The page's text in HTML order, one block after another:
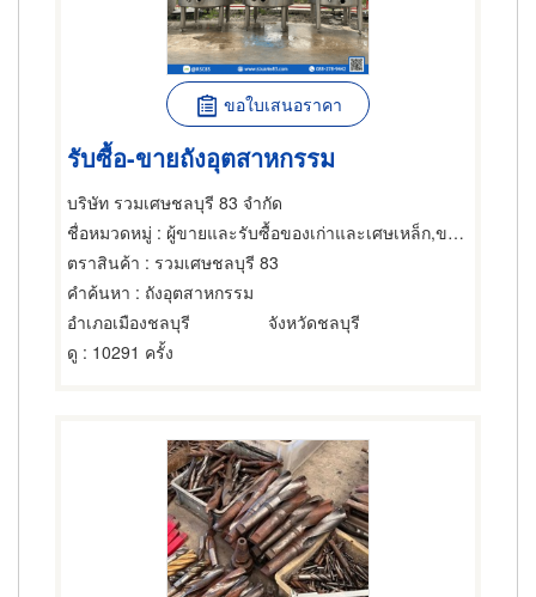
ขอใบเสนอราคา
รับซื้อ-ขายถังอุตสาหกรรม
บริษัท รวมเศษชลบุรี 83 จำกัด
ชื่อหมวดหมู่ : ผู้ขายและรับซื้อของเก่าและเศษเหล็ก,ของมือสองใช้แล้ว,ผู้ขายและรับซื้อเศษโลหะ,สเตนเลส
ตราสินค้า : รวมเศษชลบุรี 83
คำค้นหา : ถังอุตสาหกรรม
อำเภอเมืองชลบุรี
จังหวัดชลบุรี
ดู : 10291 ครั้ง